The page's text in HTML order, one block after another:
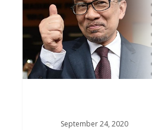
19
MP
UMNO
Yang
Dikatakan
September 24, 2020